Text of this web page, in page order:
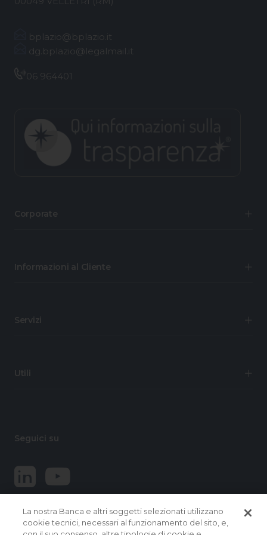
bplazio@bplazio.it
dg.bplazio@legalmail.it
06 964401
Corporate
Informazioni al Cliente
Servizi
Utili
Seguici su
La nostra Banca e altri soggetti selezionati utilizzano
cookie tecnici, necessari al funzionamento del sito, e,